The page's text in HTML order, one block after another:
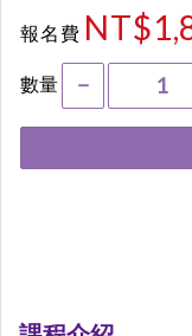
報名費
數量 −